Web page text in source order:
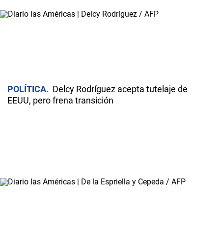
POLÍTICA
Delcy Rodríguez acepta tutelaje de
EEUU, pero frena transición